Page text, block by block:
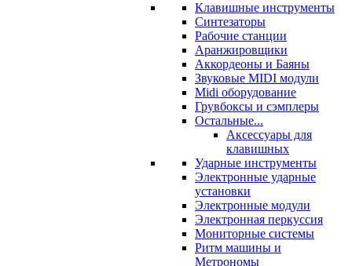
Клавишные инструменты
Синтезаторы
Рабочие станции
Аранжировщики
Аккордеоны и Баяны
Звуковые MIDI модули
Midi оборудование
Грувбоксы и сэмплеры
Остальные...
Аксессуары для
клавишных
Ударные инструменты
Электронные ударные
установки
Электронные модули
Электронная перкуссия
Мониторные системы
Ритм машины и
Метрономы